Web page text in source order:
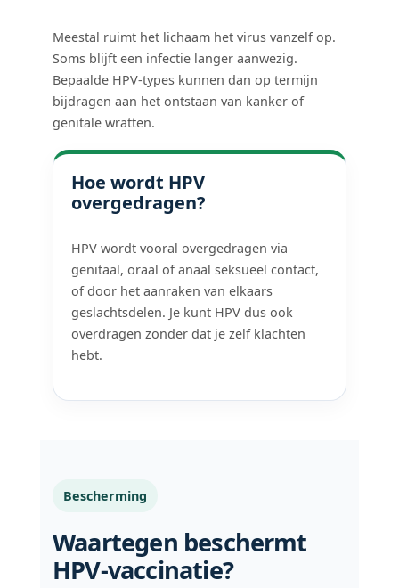
Meestal ruimt het lichaam het virus vanzelf op.
Soms blijft een infectie langer aanwezig.
Bepaalde HPV-types kunnen dan op termijn
bijdragen aan het ontstaan van kanker of
genitale wratten.
Hoe wordt HPV
overgedragen?
HPV wordt vooral overgedragen via
genitaal, oraal of anaal seksueel contact,
of door het aanraken van elkaars
geslachtsdelen. Je kunt HPV dus ook
overdragen zonder dat je zelf klachten
hebt.
Bescherming
Waartegen beschermt
HPV-vaccinatie?